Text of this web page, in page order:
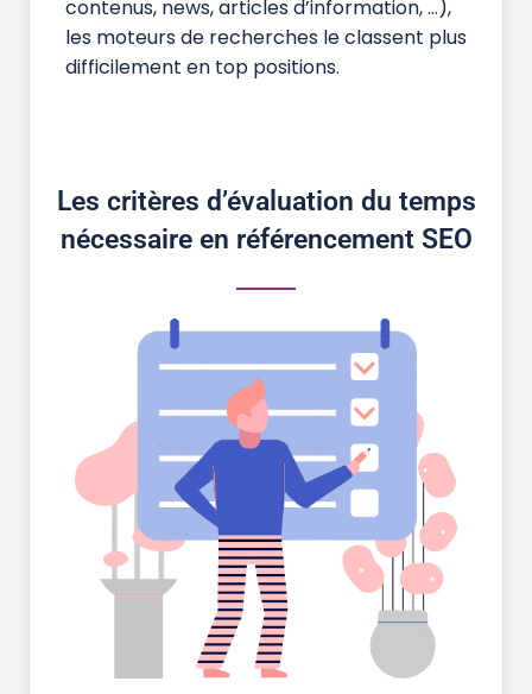
contenus, news, articles d’information, …),
les moteurs de recherches le classent plus
difficilement en top positions.
Les critères d’évaluation du temps
nécessaire en référencement SEO